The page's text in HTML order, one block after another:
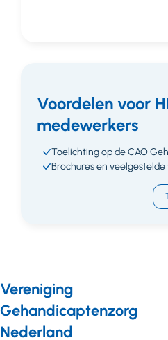
Voordelen voor
medewerkers
Toelichting op de CAO
Brochures en veelgestelde
Vereniging
Gehandicaptenzorg
Nederland